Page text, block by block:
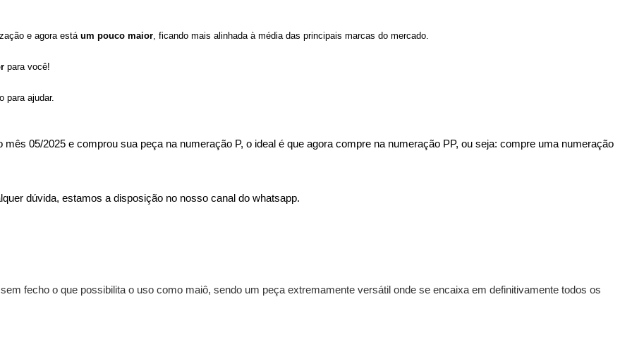
e agora está um pouco maior, ficando mais alinhada à média das principais marcas do mercado.
para você!
para ajudar.
05/2025 e comprou sua peça na numeração P, o ideal é que agora compre na numeração PP, ou seja: compre uma numeração
dúvida, estamos a disposição no nosso canal do whatsapp.
fecho o que possibilita o uso como maiô, sendo um peça extremamente versátil onde se encaixa em definitivamente todos os